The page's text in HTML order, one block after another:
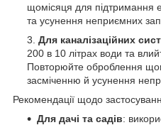
щомісяця для підтримання
та усунення неприємних
Для каналізаційних
200 в 10 літрах води та
Повторюйте оброблення
засміченню й усунення
Рекомендації щодо
Для дачі та садів: